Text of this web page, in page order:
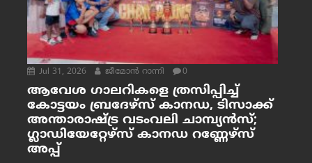
Jul 31, 2026 ജീമോന്‍ റാന്നി 0
ആവേശ ഗാലറികളെ ത്രസിപ്പിച്ച്
കോട്ടയം ബ്രദേഴ്‌സ് കാനഡ, ടിസാക്ക്
അന്താരാഷ്ട്ര വടംവലി ചാമ്പ്യന്‍സ്;
ഗ്ലാഡിയേറ്റേഴ്‌സ് കാനഡ റണ്ണേഴ്‌സ്
അപ്പ്